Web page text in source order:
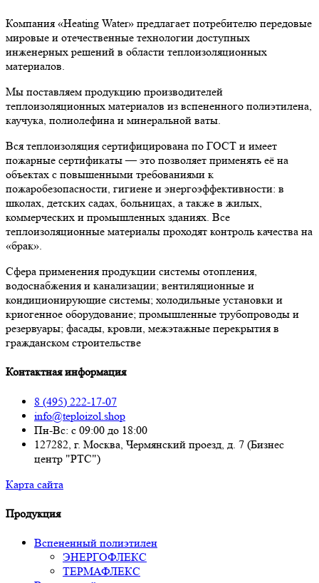
Компания «Heating Water» предлагает потребителю передовые
мировые и отечественные технологии доступных
инженерных решений в области теплоизоляционных
материалов.
Мы поставляем продукцию производителей
теплоизоляционных материалов из вспененного полиэтилена,
каучука, полиолефина и минеральной ваты.
Вся теплоизоляция сертифицирована по ГОСТ и имеет
пожарные сертификаты — это позволяет применять её на
объектах с повышенными требованиями к
пожаробезопасности, гигиене и энергоэффективности: в
школах, детских садах, больницах, а также в жилых,
коммерческих и промышленных зданиях. Все
теплоизоляционные материалы проходят контроль качества на
«брак».
Сфера применения продукции системы отопления,
водоснабжения и канализации; вентиляционные и
кондиционирующие системы; холодильные установки и
криогенное оборудование; промышленные трубопроводы и
резервуары; фасады, кровли, межэтажные перекрытия в
гражданском строительстве
Контактная информация
8 (495) 222-17-07
info@teploizol.shop
Пн-Вс: с 09:00 до 18:00
127282, г. Москва, Чермянский проезд, д. 7 (Бизнес
центр "РТС")
Карта сайта
Продукция
Вспененный полиэтилен
ЭНЕРГОФЛЕКС
ТЕРМАФЛЕКС